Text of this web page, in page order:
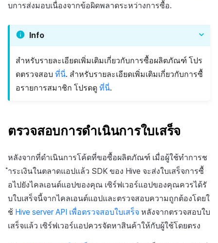
บการส่งมอบเนื่องจากข้อผิดพลาดระหว่างการซื้อ.
Info
สำหรับรายละเอียดเพิ่มเติมเกี่ยวกับการซื้อผลิตภัณฑ์ โปร
ดตรวจสอบ ที่นี่. สำหรับรายละเอียดเพิ่มเติมเกี่ยวกับการซื้
อรายการสมาชิก โปรดดู ที่นี่.
ตรวจสอบการดำเนินการใบเสร็จ
หลังจากที่ดำเนินการโค้ดที่ขอซื้อผลิตภัณฑ์ เมื่อผู้ใช้ทำการช
ำระเงินในตลาดแอปแล้ว SDK ของ Hive จะส่งใบเสร็จการซื้
อไปยังไคลเอนต์แอปของคุณ เซิร์ฟเวอร์แอปของคุณควรได้รั
บใบเสร็จนี้จากไคลเอนต์แอปและตรวจสอบความถูกต้องโดยใ
ช้ Hive server API เพื่อตรวจสอบใบเสร็จ หลังจากตรวจสอบใบ
เสร็จแล้ว เซิร์ฟเวอร์แอปควรจัดหาสินค้าให้กับผู้ใช้โดยตรง